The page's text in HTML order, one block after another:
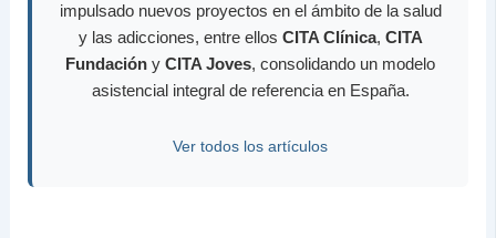
impulsado nuevos proyectos en el ámbito de la salud
y las adicciones, entre ellos CITA Clínica, CITA
Fundación y CITA Joves, consolidando un modelo
asistencial integral de referencia en España.
Ver todos los artículos